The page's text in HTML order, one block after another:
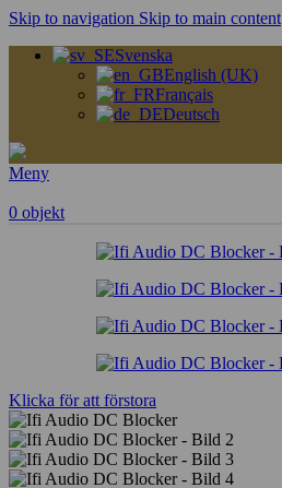
Skip to navigation Skip to main content
Svenska
English (UK)
Français
Deutsch
Meny
0 objekt
Klicka för att förstora